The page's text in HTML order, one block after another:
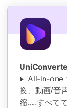
All-in-one
換、動画/音
縮.....すべて